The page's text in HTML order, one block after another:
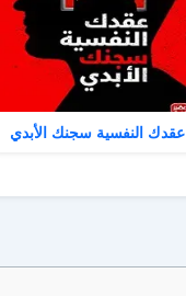
عقدك النفسية سجنك الأبدي